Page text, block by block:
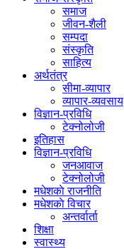
समाज
जीवन-शैली
सम्पदा
संस्कृति
साहित्य
अर्थतंत्र
सीमा-व्यापार
व्यापार-व्यवसाय
विज्ञान-प्रविधि
टेक्नोलोजी
इतिहास
विज्ञान-प्रविधि
जनआवाज
टेक्नोलोजी
मधेशकाे राजनीति
मधेशकाे विचार
अन्तर्वार्ता
शिक्षा
स्वास्थ्य